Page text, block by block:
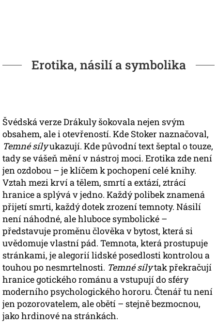
Erotika, násilí a symbolika
Švédská verze Drákuly šokovala nejen svým
obsahem, ale i otevřeností. Kde Stoker naznačoval,
Temné sílyukazují. Kde původní text šeptal o touze,
tady se vášeň mění v nástroj moci. Erotika zde není
jen ozdobou – je klíčem k pochopení celé knihy.
Vztah mezi krví a tělem, smrtí a extází, ztrácí
hranice a splývá v jedno. Každý polibek znamená
přijetí smrti, každý dotek zrození temnoty. Násilí
není náhodné, ale hluboce symbolické –
představuje proměnu člověka v bytost, která si
uvědomuje vlastní pád. Temnota, která prostupuje
stránkami, je alegorií lidské posedlosti kontrolou a
touhou po nesmrtelnosti. Temné sílytak překračují
hranice gotického románu a vstupují do sféry
moderního psychologického hororu. Čtenář tu není
jen pozorovatelem, ale obětí – stejně bezmocnou,
jako hrdinové na stránkách.